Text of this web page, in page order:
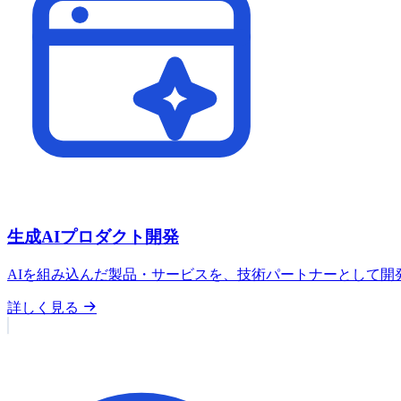
生成AIプロダクト開発
AIを組み込んだ製品・サービスを、技術パートナーとして開
詳しく見る